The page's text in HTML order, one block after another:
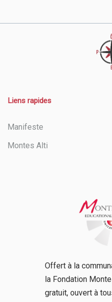
Liens rapides
Manifeste
Montes Alti
Offert à la
la Fondation
gratuit, ouvert à